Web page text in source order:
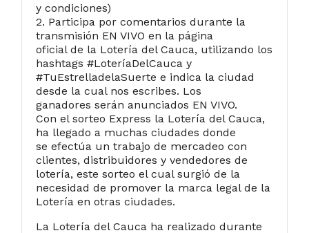
y condiciones)
2. Participa por comentarios durante la
transmisión EN VIVO en la página
oficial de la Lotería del Cauca, utilizando los
hashtags #LoteríaDelCauca y
#TuEstrelladelaSuerte e indica la ciudad
desde la cual nos escribes. Los
ganadores serán anunciados EN VIVO.
Con el sorteo Express la Lotería del Cauca,
ha llegado a muchas ciudades donde
se efectúa un trabajo de mercadeo con
clientes, distribuidores y vendedores de
lotería, este sorteo el cual surgió de la
necesidad de promover la marca legal de la
Lotería en otras ciudades.
La Lotería del Cauca ha realizado durante